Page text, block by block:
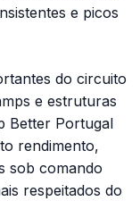
e picos
do circuito
e estruturas
Better Portugal
rendimento,
sob comando
respeitados do